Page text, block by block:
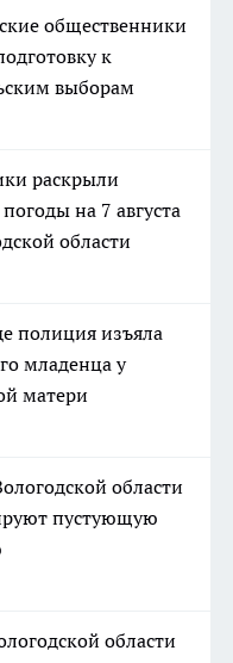
общественники
к
выборам
раскрыли
на 7 августа
области
полиция изъяла
младенца у
матери
области
пустующую
области